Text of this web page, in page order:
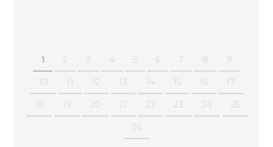
1 2 3 4 5 6 7 8 9
10 11 12 13 14 15 16 17
18 19 20 21 22 23 24 25
26